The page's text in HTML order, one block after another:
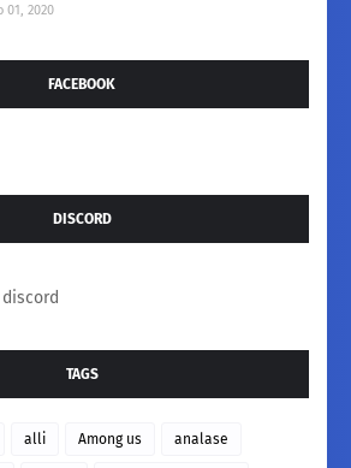
01, 2020
FACEBOOK
DISCORD
TAGS
alli Among us analase